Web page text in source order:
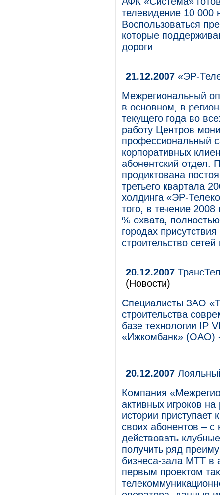
телевидение 10 000
Воспользоваться
которые
дороги
21.12.2007 «ЭР-
Межрегиональный
в основном, в
текущего года во
работу Центров
профессиональный
корпоративных
абонентский отдел.
продиктована
третьего квартала
холдинга «ЭР-
того, в течение
% охвата,
городах
строительство
20.12.2007
(Новости)
Специалисты ЗАО
строительства
базе технологии IP
«Ижкомбанк» (ОАО) -
20.12.2007
Компания
активных игроков
истории приступает
своих абонентов – с
действовать
получить ряд
бизнеса-зала МТТ в
первым проектом